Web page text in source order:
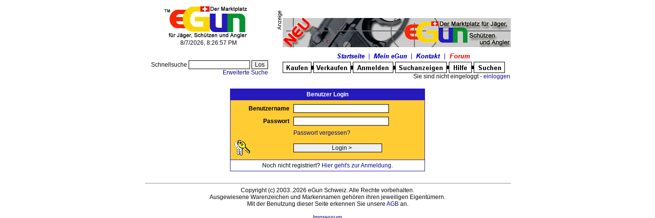
8/7/2026, 8:26:57 PM
Schnellsuche
Erweiterte Suche
Sie sind nicht eingeloggt - einloggen
Benutzer Login
Benutzername
Passwort
Passwort vergessen?
Noch nicht registriert? Hier geht's zur Anmeldung.
Copyright (c) 2003..2026 eGun Schweiz. Alle Rechte vorbehalten.
Ausgewiesene Warenzeichen und Markennamen gehören ihren jeweiligen Eigentümern.
Mit der Benutzung dieser Seite erkennen Sie unsere AGBan.